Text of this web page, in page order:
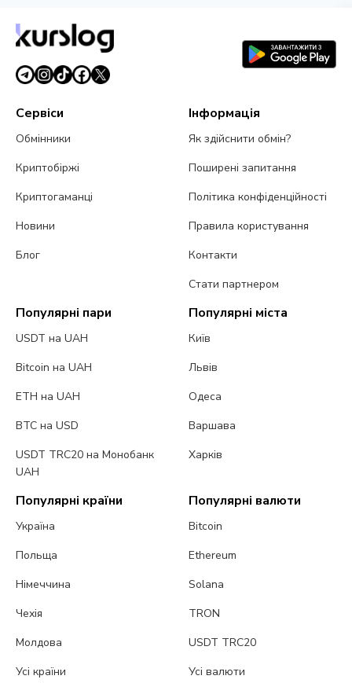
Сервіси
Обмінники
Криптобіржі
Криптогаманці
Новини
Блог
Інформація
Як здійснити обмін?
Поширені запитання
Політика конфіденційності
Правила користування
Контакти
Стати партнером
Популярні пари
USDT на UAH
Bitcoin на UAH
ETH на UAH
BTC на USD
USDT TRC20 на Монобанк
UAH
Популярні міста
Київ
Львів
Одеса
Варшава
Харків
Популярні країни
Україна
Польща
Німеччина
Чехія
Молдова
Усі країни
Популярні валюти
Bitcoin
Ethereum
Solana
TRON
USDT TRC20
Усі валюти